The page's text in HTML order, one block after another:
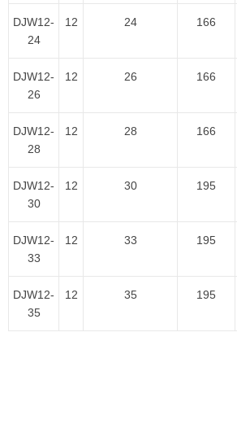
DJW12-
24
12 24 166
DJW12-
26
12 26 166
DJW12-
28
12 28 166
DJW12-
30
12 30 195
DJW12-
33
12 33 195
DJW12-
35
12 35 195